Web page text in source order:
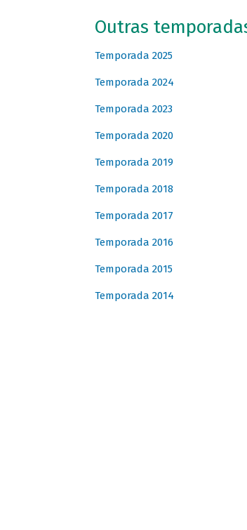
Outras
Temporada 2025
Temporada 2024
Temporada 2023
Temporada 2020
Temporada 2019
Temporada 2018
Temporada 2017
Temporada 2016
Temporada 2015
Temporada 2014